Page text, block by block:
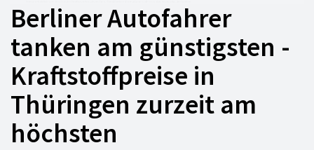
Berliner Autofahrer
tanken am günstigsten -
Kraftstoffpreise in
Thüringen zurzeit am
höchsten